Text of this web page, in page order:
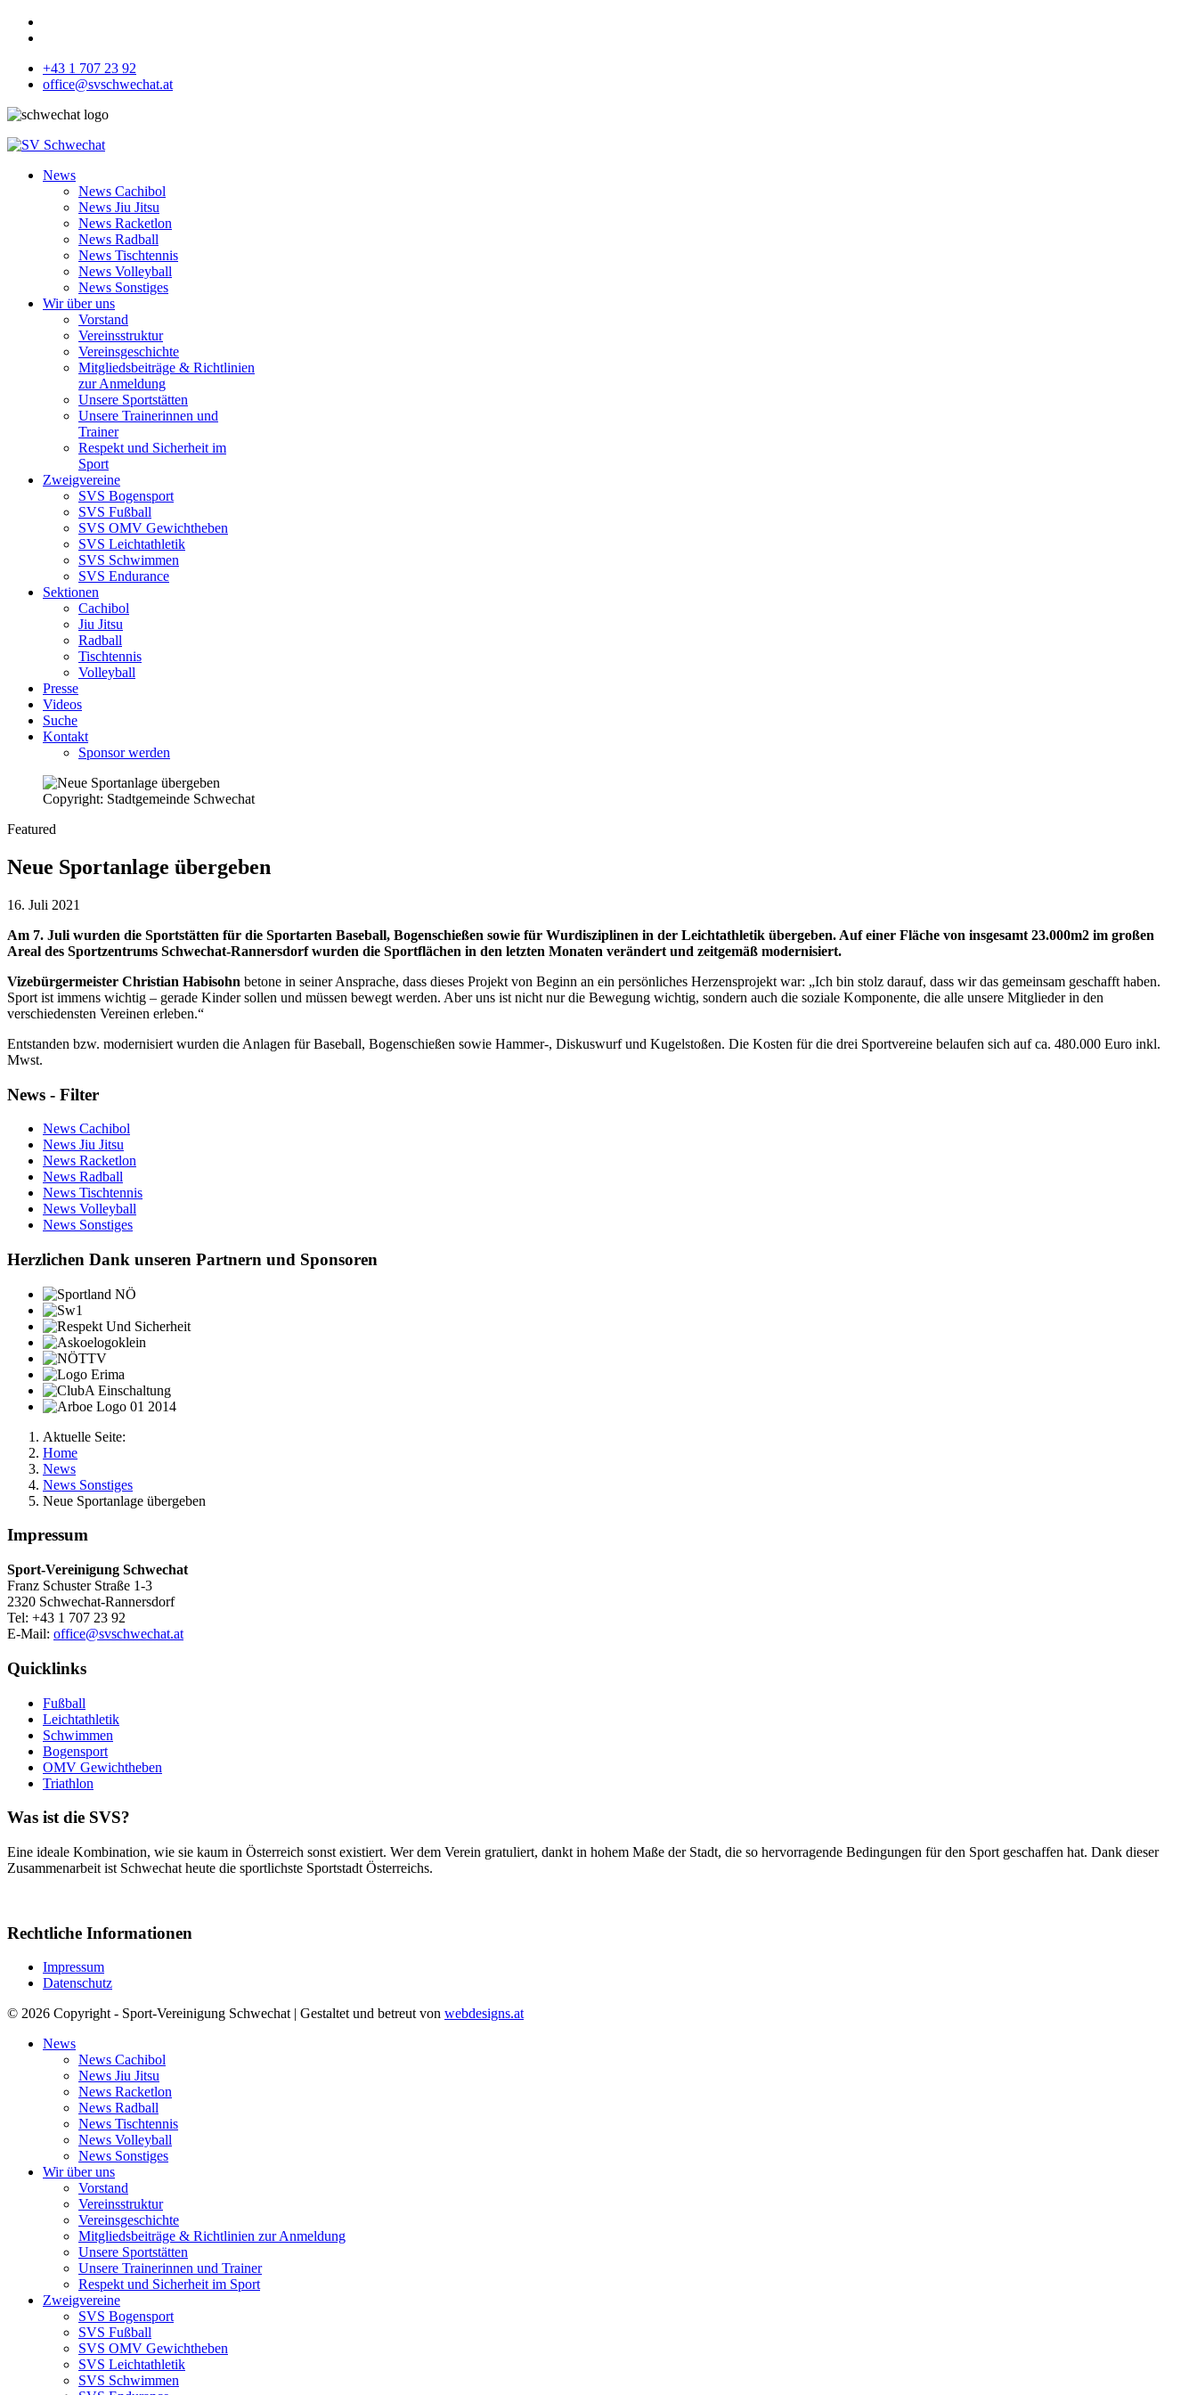
+43 1 707 23 92
office@svschwechat.at
News
News Cachibol
News Jiu Jitsu
News Racketlon
News Radball
News Tischtennis
News Volleyball
News Sonstiges
Wir über uns
Vorstand
Vereinsstruktur
Vereinsgeschichte
Mitgliedsbeiträge & Richtlinien
zur Anmeldung
Unsere Sportstätten
Unsere Trainerinnen und
Trainer
Respekt und Sicherheit im
Sport
Zweigvereine
SVS Bogensport
SVS Fußball
SVS OMV Gewichtheben
SVS Leichtathletik
SVS Schwimmen
SVS Endurance
Sektionen
Cachibol
Jiu Jitsu
Radball
Tischtennis
Volleyball
Presse
Videos
Suche
Kontakt
Sponsor werden
Copyright: Stadtgemeinde Schwechat
Featured
Neue Sportanlage übergeben
16. Juli 2021
Am 7. Juli wurden die Sportstätten für die Sportarten Baseball, Bogenschießen sowie für Wurdisziplinen in der Leichtathletik übergeben. Auf einer Fläche von insgesamt 23.000m2 im großen
Areal des Sportzentrums Schwechat-Rannersdorf wurden die Sportflächen in den letzten Monaten verändert und zeitgemäß modernisiert.
Vizebürgermeister Christian Habisohn betone in seiner Ansprache, dass dieses Projekt von Beginn an ein persönliches Herzensprojekt war: „Ich bin stolz darauf, dass wir das gemeinsam geschafft haben.
Sport ist immens wichtig – gerade Kinder sollen und müssen bewegt werden. Aber uns ist nicht nur die Bewegung wichtig, sondern auch die soziale Komponente, die alle unsere Mitglieder in den
verschiedensten Vereinen erleben.“
Entstanden bzw. modernisiert wurden die Anlagen für Baseball, Bogenschießen sowie Hammer-, Diskuswurf und Kugelstoßen. Die Kosten für die drei Sportvereine belaufen sich auf ca. 480.000 Euro inkl.
Mwst.
News - Filter
News Cachibol
News Jiu Jitsu
News Racketlon
News Radball
News Tischtennis
News Volleyball
News Sonstiges
Herzlichen Dank unseren Partnern und Sponsoren
Aktuelle Seite:
Home
News
News Sonstiges
Neue Sportanlage übergeben
Impressum
Sport-Vereinigung Schwechat
Franz Schuster Straße 1-3
2320 Schwechat-Rannersdorf
Tel: +43 1 707 23 92
E-Mail: office@svschwechat.at
Quicklinks
Fußball
Leichtathletik
Schwimmen
Bogensport
OMV Gewichtheben
Triathlon
Was ist die SVS?
Eine ideale Kombination, wie sie kaum in Österreich sonst existiert. Wer dem Verein gratuliert, dankt in hohem Maße der Stadt, die so hervorragende Bedingungen für den Sport geschaffen hat. Dank dieser
Zusammenarbeit ist Schwechat heute die sportlichste Sportstadt Österreichs.
Rechtliche Informationen
Impressum
Datenschutz
© 2026 Copyright - Sport-Vereinigung Schwechat | Gestaltet und betreut von webdesigns.at
News
News Cachibol
News Jiu Jitsu
News Racketlon
News Radball
News Tischtennis
News Volleyball
News Sonstiges
Wir über uns
Vorstand
Vereinsstruktur
Vereinsgeschichte
Mitgliedsbeiträge & Richtlinien zur Anmeldung
Unsere Sportstätten
Unsere Trainerinnen und Trainer
Respekt und Sicherheit im Sport
Zweigvereine
SVS Bogensport
SVS Fußball
SVS OMV Gewichtheben
SVS Leichtathletik
SVS Schwimmen